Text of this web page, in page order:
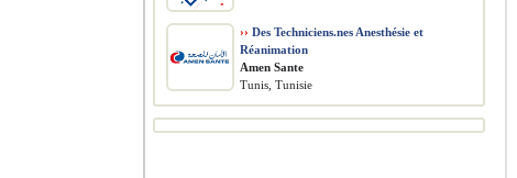
›› Des Techniciens.nes Anesthésie et
Réanimation
Amen Sante
Tunis, Tunisie